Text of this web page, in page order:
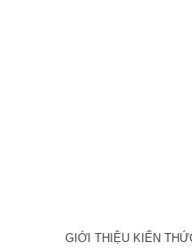
GIỚI THIỆU KIẾN